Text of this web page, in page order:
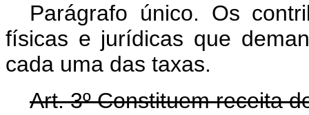
Parágrafo único. Os
físicas e jurídicas que
cada uma das taxas.
Art.3º Constituem receita